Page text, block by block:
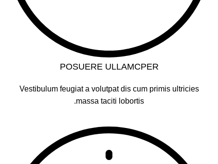
POSUERE ULLAMCPER
Vestibulum feugiat a volutpat dis cum primis ultricies
massa taciti lobortis.